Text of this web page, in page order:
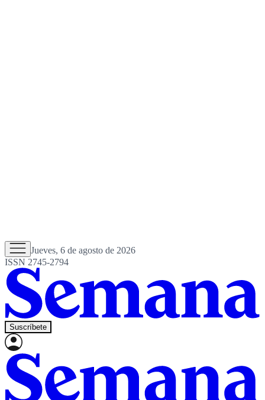
Jueves, 6 de agosto de 2026
ISSN 2745-2794
Suscríbete